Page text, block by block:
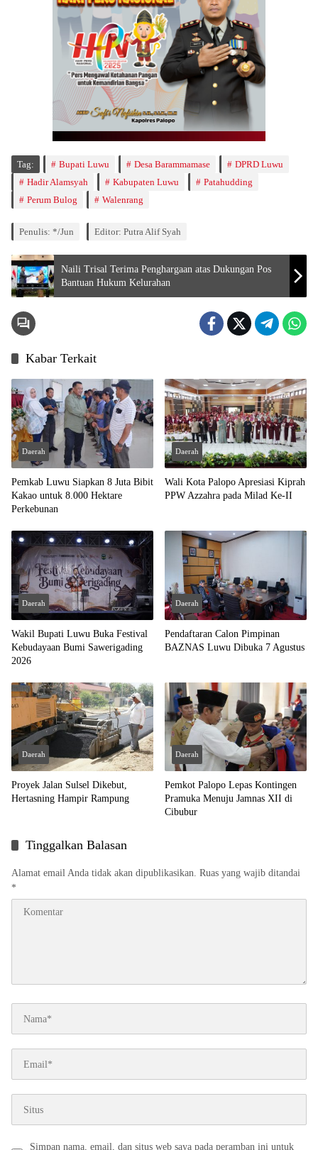
Tag: Bupati Luwu Desa Barammamase
DPRD Luwu
Hadir Alamsyah
Kabupaten Luwu
Patahudding
Perum Bulog
Walenrang
Penulis: */Jun Editor: Putra Alif Syah
Naili Trisal Terima Penghargaan atas Dukungan Pos
Bantuan Hukum Kelurahan
Kabar Terkait
Daerah
Pemkab Luwu Siapkan 8 Juta Bibit
Kakao untuk 8.000 Hektare
Perkebunan
Daerah
Wali Kota Palopo Apresiasi Kiprah
PPW Azzahra pada Milad Ke-II
Daerah
Wakil Bupati Luwu Buka Festival
Kebudayaan Bumi Sawerigading
2026
Daerah
Pendaftaran Calon Pimpinan
BAZNAS Luwu Dibuka 7 Agustus
Daerah
Proyek Jalan Sulsel Dikebut,
Hertasning Hampir Rampung
Daerah
Pemkot Palopo Lepas Kontingen
Pramuka Menuju Jamnas XII di
Cibubur
Tinggalkan Balasan
Alamat email Anda tidak akan dipublikasikan. Ruas yang wajib ditandai
*
Simpan nama, email, dan situs web saya pada peramban ini untuk